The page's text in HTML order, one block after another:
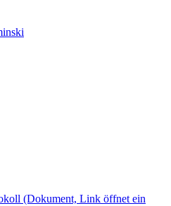
(Dokument, Link öffnet ein